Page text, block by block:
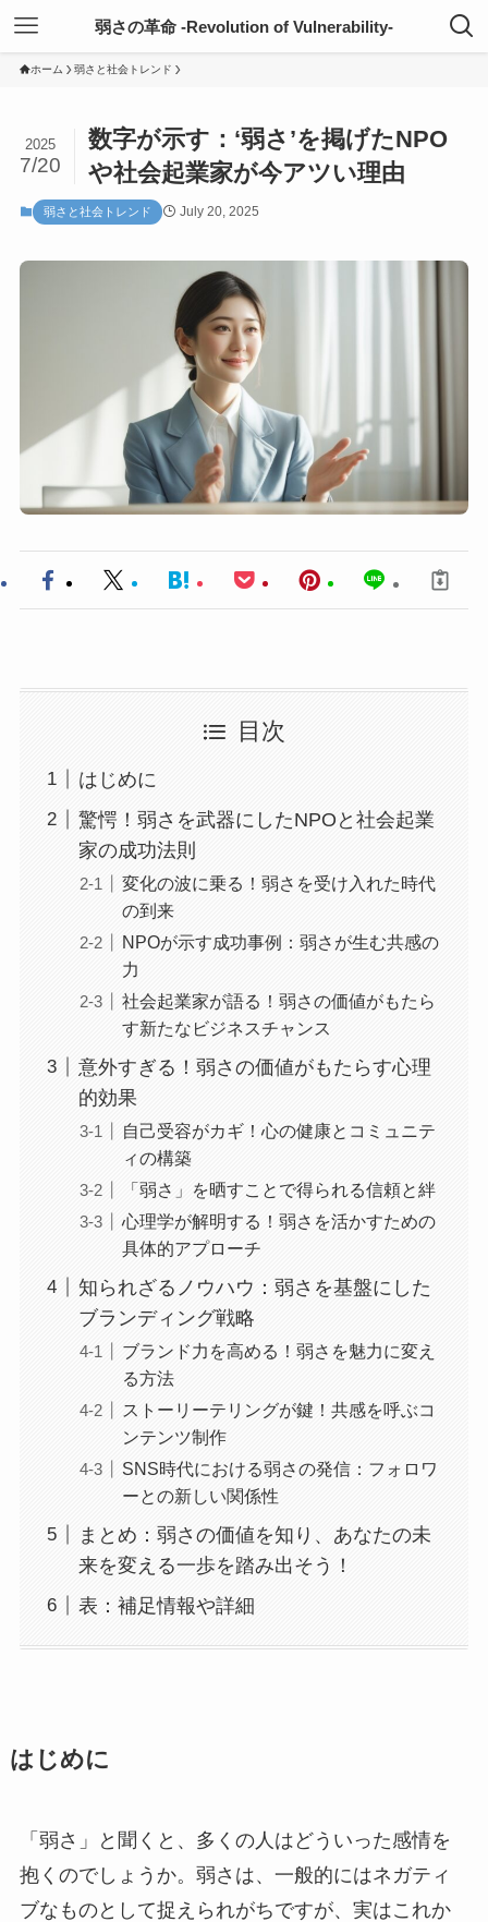
弱さの革命 -Revolution of Vulnerability-
ホーム 弱さと社会トレンド
数字が示す：‘弱さ’を掲げたNPO
や社会起業家が今アツい理由
2025
7/20
弱さと社会トレンド July 20, 2025
目次
はじめに
驚愕！弱さを武器にしたNPOと社会起業
家の成功法則
変化の波に乗る！弱さを受け入れた時代
の到来
NPOが示す成功事例：弱さが生む共感の
力
社会起業家が語る！弱さの価値がもたら
す新たなビジネスチャンス
意外すぎる！弱さの価値がもたらす心理
的効果
自己受容がカギ！心の健康とコミュニテ
ィの構築
「弱さ」を晒すことで得られる信頼と絆
心理学が解明する！弱さを活かすための
具体的アプローチ
知られざるノウハウ：弱さを基盤にした
ブランディング戦略
ブランド力を高める！弱さを魅力に変え
る方法
ストーリーテリングが鍵！共感を呼ぶコ
ンテンツ制作
SNS時代における弱さの発信：フォロワ
ーとの新しい関係性
まとめ：弱さの価値を知り、あなたの未
来を変える一歩を踏み出そう！
表：補足情報や詳細
はじめに
「弱さ」と聞くと、多くの人はどういった感情を
抱くのでしょうか。弱さは、一般的にはネガティ
ブなものとして捉えられがちですが、実はこれか